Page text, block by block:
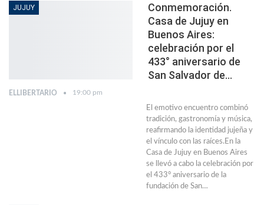
JUJUY
Conmemoración.
Casa de Jujuy en
Buenos Aires:
celebración por el
433° aniversario de
San Salvador de…
ELLIBERTARIO 19:00 pm
El emotivo encuentro combinó
tradición, gastronomía y música,
reafirmando la identidad jujeña y
el vínculo con las raíces.En la
Casa de Jujuy en Buenos Aires
se llevó a cabo la celebración por
el 433° aniversario de la
fundación de San…